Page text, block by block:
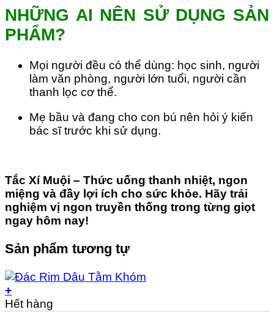
NHỮNG AI NÊN SỬ DỤNG SẢN
PHẨM?
Mọi người đều có thể dùng: học sinh, người
làm văn phòng, người lớn tuổi, người cần
thanh lọc cơ thể.
Mẹ bầu và đang cho con bú nên hỏi ý kiến
bác sĩ trước khi sử dụng.
Tắc Xí Muội – Thức uống thanh nhiệt, ngon
miệng và đầy lợi ích cho sức khỏe. Hãy trải
nghiệm vị ngon truyền thống trong từng giọt
ngay hôm nay!
Sản phẩm tương tự
+
Hết hàng